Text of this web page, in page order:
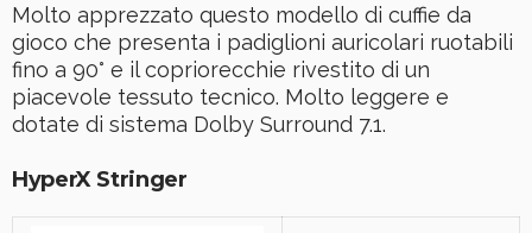
Molto apprezzato questo modello di cuffie da
gioco che presenta i padiglioni auricolari ruotabili
fino a 90° e il copriorecchie rivestito di un
piacevole tessuto tecnico. Molto leggere e
dotate di sistema Dolby Surround 7.1.
HyperX Stringer